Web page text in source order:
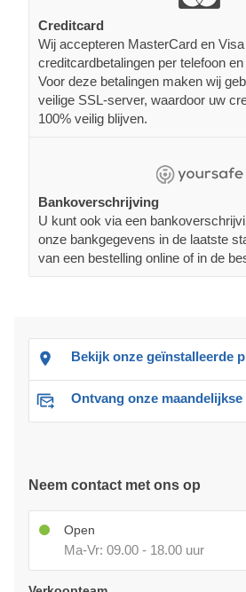
Creditcard
Wij accepteren MasterCard en Visa
creditcardbetalingen per telefoon
Voor deze betalingen maken wij
veilige SSL-server, waardoor uw
100% veilig blijven.
Bankoverschrijving
U kunt ook via een
onze bankgegevens in de laatste
van een bestelling online of in de
Bekijk onze geïnstalleerde
Ontvang onze maandelijkse
Neem contact met ons op
Open
Ma-Vr: 09.00 - 18.00 uur